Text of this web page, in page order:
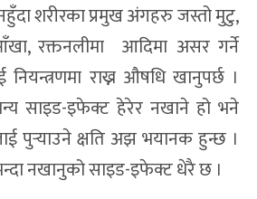
शरीरका प्रमुख अंगहरु जस्तो मुटु,
आँखा, रक्तनलीमा आदिमा असर गर्ने
राख्न औषधि खानुपर्छ ।
साइड-इफेक्ट हेरेर नखाने हो भने
पुर्‍याउने क्षति अझ भयानक हुन्छ ।
नखानुको साइड-इफेक्ट धेरै छ ।